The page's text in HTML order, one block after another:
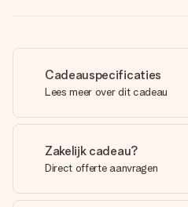
Cadeauspecificaties
Lees meer over dit cadeau
Zakelijk cadeau?
Direct offerte aanvragen